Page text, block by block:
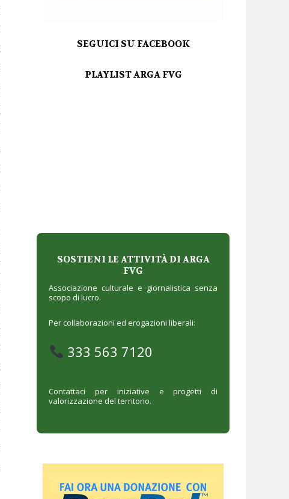
SEGUICI SU FACEBOOK
PLAYLIST ARGA FVG
SOSTIENI LE ATTIVITÀ DI ARGA
FVG
Associazione culturale e giornalistica senza
scopo di lucro.
Per collaborazioni ed erogazioni liberali:
333 563 7120
Contattaci per iniziative e progetti di
valorizzazione del territorio.